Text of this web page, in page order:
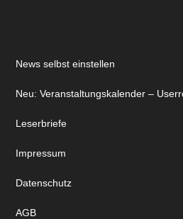
News selbst einstellen
Neu: Veranstaltungskalender –
Leserbriefe
Impressum
Datenschutz
AGB